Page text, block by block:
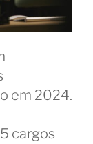
em 2024.
cargos